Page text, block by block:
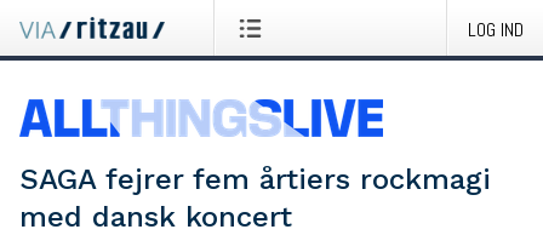
LOG IND
SAGA fejrer fem årtiers rockmagi
med dansk koncert